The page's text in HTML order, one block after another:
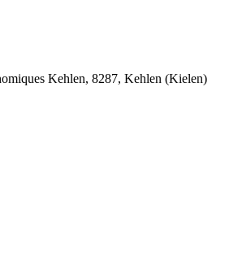
Kehlen, 8287, Kehlen (Kielen)